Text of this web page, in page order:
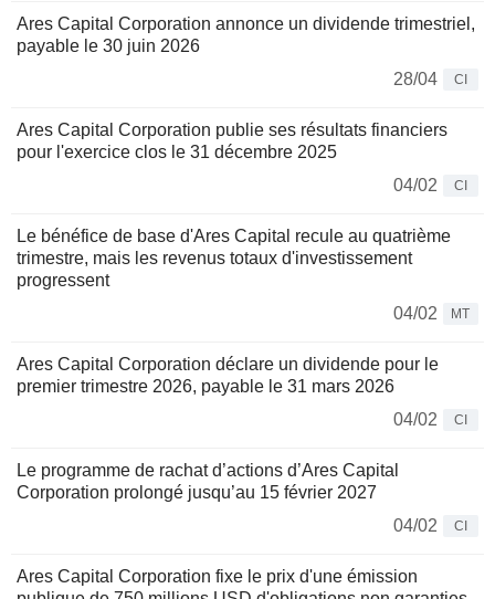
Ares Capital Corporation annonce un dividende trimestriel,
payable le 30 juin 2026
28/04
CI
Ares Capital Corporation publie ses résultats financiers
pour l'exercice clos le 31 décembre 2025
04/02
CI
Le bénéfice de base d'Ares Capital recule au quatrième
trimestre, mais les revenus totaux d'investissement
progressent
04/02
MT
Ares Capital Corporation déclare un dividende pour le
premier trimestre 2026, payable le 31 mars 2026
04/02
CI
Le programme de rachat d’actions d’Ares Capital
Corporation prolongé jusqu’au 15 février 2027
04/02
CI
Ares Capital Corporation fixe le prix d'une émission